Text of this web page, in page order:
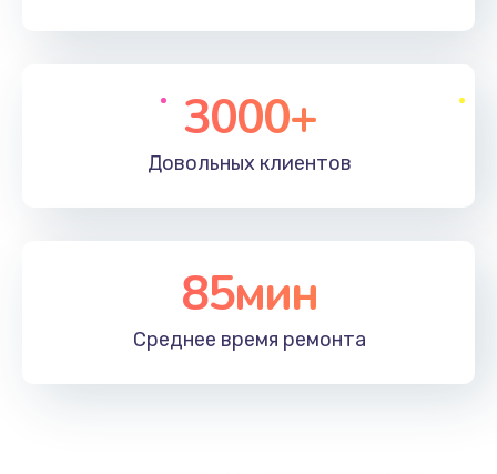
3000+
Довольных клиентов
85мин
Среднее время ремонта